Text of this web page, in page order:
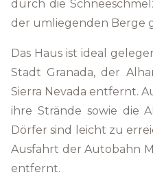
durch die
der umliegenden Berge
Das Haus ist ideal
Stadt Granada, der
Sierra Nevada entfernt.
ihre Strände sowie die
Dörfer sind leicht zu
Ausfahrt der Autobahn
entfernt.